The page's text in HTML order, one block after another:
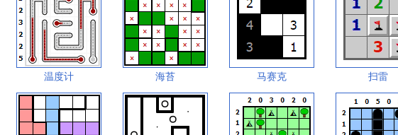
温度计 海苔 马赛克 扫雷